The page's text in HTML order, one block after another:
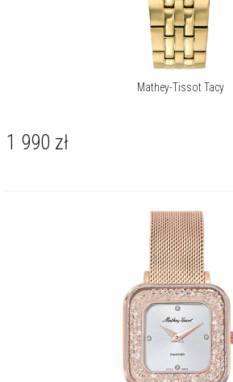
Mathey-Tissot Tacy
1 990 zł